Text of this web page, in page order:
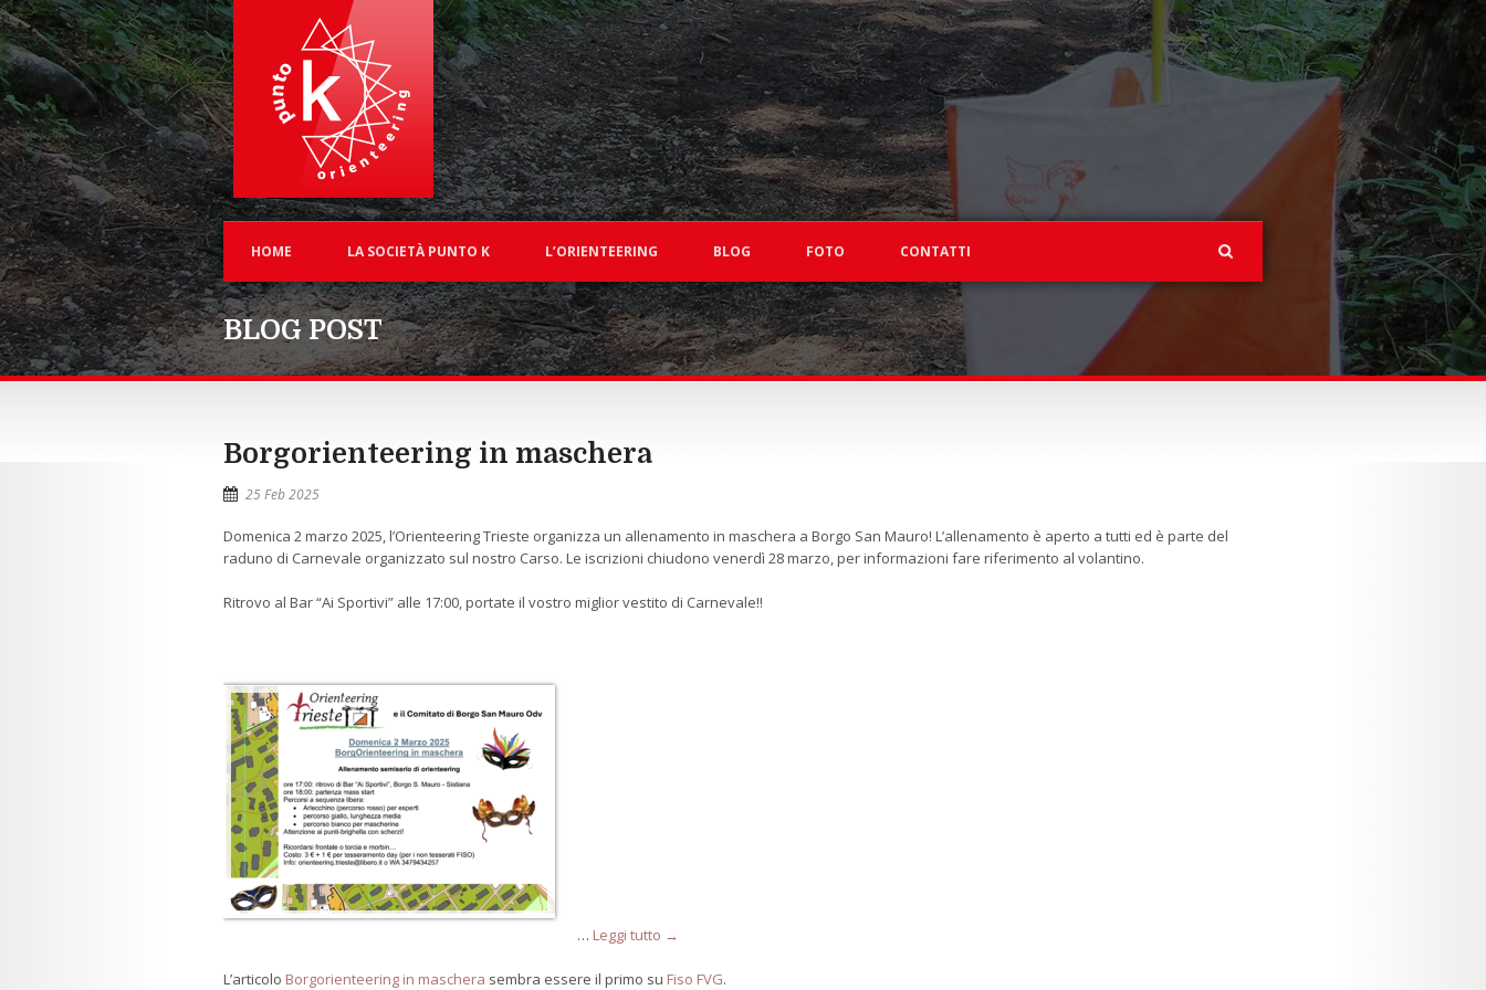
HOME LA SOCIETÀ PUNTO K L’ORIENTEERING BLOG FOTO CONTATTI
BLOG POST
Borgorienteering in maschera
25 Feb 2025
Domenica 2 marzo 2025, l’Orienteering Trieste organizza un allenamento in maschera a Borgo San Mauro! L’allenamento è aperto a tutti ed è parte del
raduno di Carnevale organizzato sul nostro Carso. Le iscrizioni chiudono venerdì 28 marzo, per informazioni fare riferimento al volantino.
Ritrovo al Bar “Ai Sportivi” alle 17:00, portate il vostro miglior vestito di Carnevale!!
… Leggi tutto →
L’articolo Borgorienteering in maschera sembra essere il primo su Fiso FVG.